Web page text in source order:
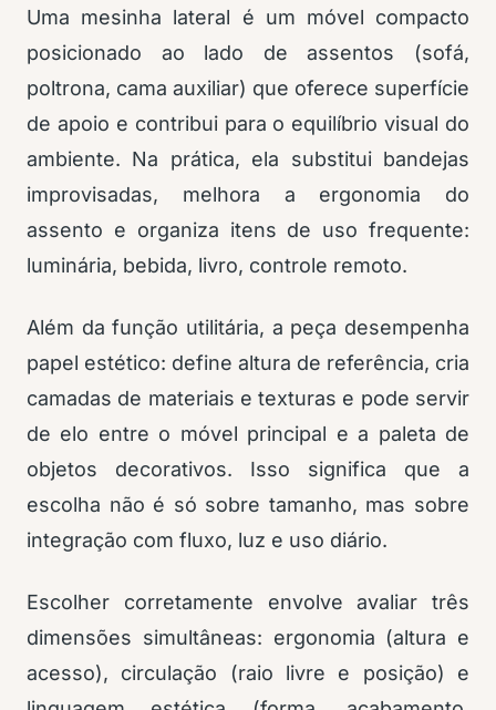
Uma mesinha lateral é um móvel compacto
posicionado ao lado de assentos (sofá,
poltrona, cama auxiliar) que oferece superfície
de apoio e contribui para o equilíbrio visual do
ambiente. Na prática, ela substitui bandejas
improvisadas, melhora a ergonomia do
assento e organiza itens de uso frequente:
luminária, bebida, livro, controle remoto.
Além da função utilitária, a peça desempenha
papel estético: define altura de referência, cria
camadas de materiais e texturas e pode servir
de elo entre o móvel principal e a paleta de
objetos decorativos. Isso significa que a
escolha não é só sobre tamanho, mas sobre
integração com fluxo, luz e uso diário.
Escolher corretamente envolve avaliar três
dimensões simultâneas: ergonomia (altura e
acesso), circulação (raio livre e posição) e